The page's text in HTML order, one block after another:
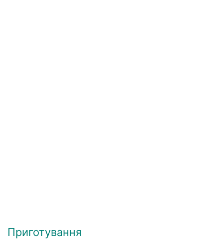
Приготування